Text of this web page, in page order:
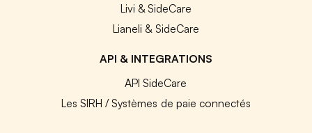
Livi & SideCare
Lianeli & SideCare
API & INTEGRATIONS
API SideCare
Les SIRH / Systèmes de paie connectés